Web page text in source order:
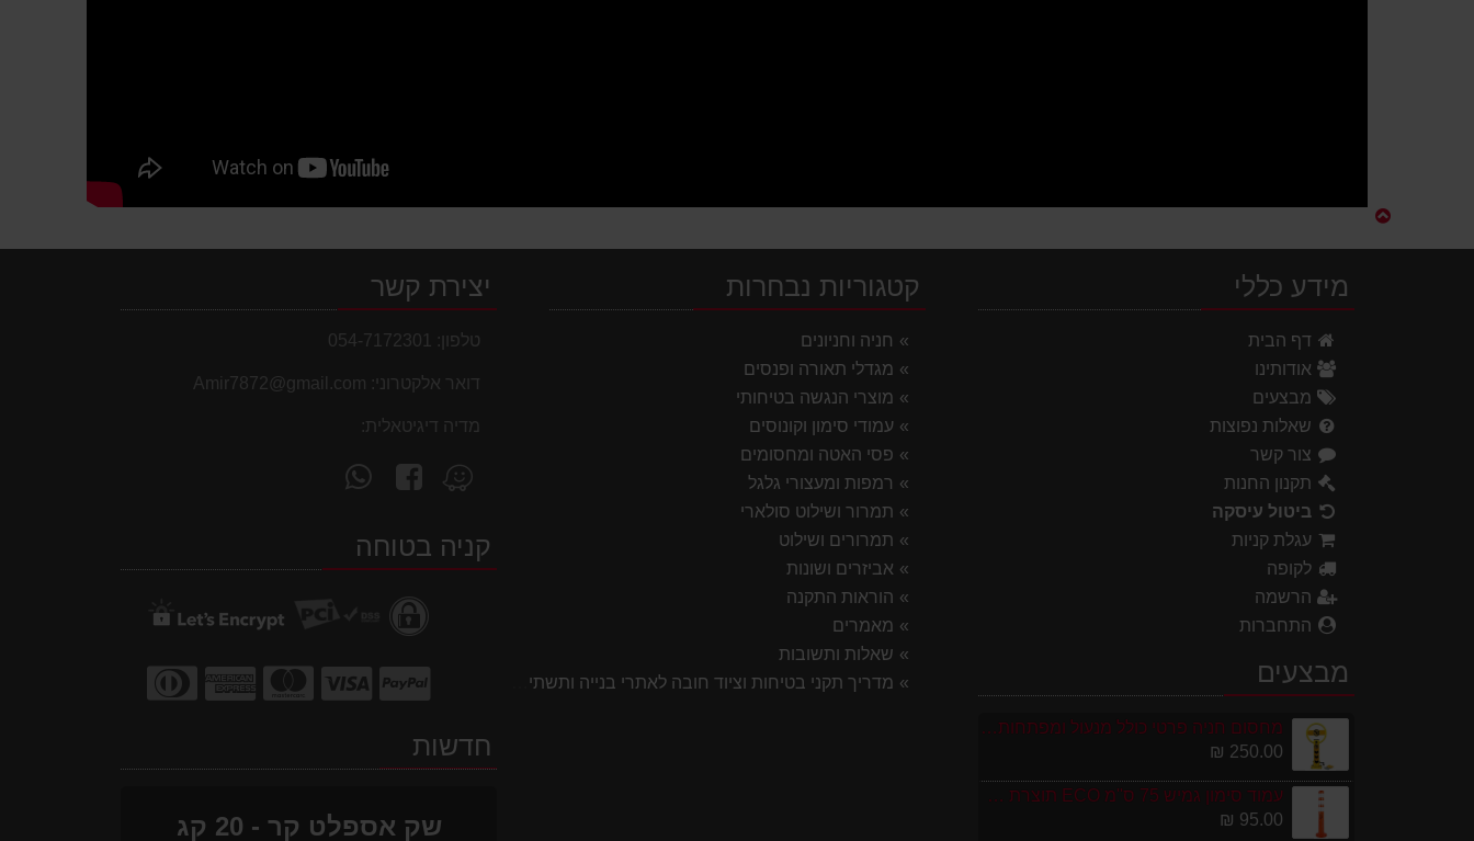
מידע כללי
דף הבית
אודותינו
מבצעים
שאלות נפוצות
צור קשר
תקנון החנות
ביטול עיסקה
עגלת קניות
לקופה
הרשמה
התחברות
מבצעים
מחסום חניה פרטי כולל מנעול ומפתחות גובה 70 ס"מ
250.00 ₪
עמוד סימון גמיש 75 ס''מ ECO תוצרת אירופה
95.00 ₪
קטגוריות נבחרות
חניה וחניונים
מגדלי תאורה ופנסים
מוצרי הנגשה בטיחותי
עמודי סימון וקונוסים
פסי האטה ומחסומים
רמפות ומעצורי גלגל
תמרור ושילוט סולארי
תמרורים ושילוט
אביזרים ושונות
הוראות התקנה
מאמרים
שאלות ותשובות
מדריך תקני בטיחות וציוד חובה לאתרי בנייה ותשתית 2026
יצירת קשר
טלפון: 054-7172301
דואר אלקטרוני: Amir7872@gmail.com
מדיה דיגיטאלית:
מצא
אותנו
Waze
עקוב
אחרינו
facebookקניה בטוחה
חדשות
שק אספלט קר - 20 קג